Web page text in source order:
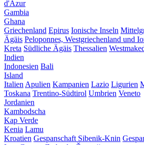
d'Azur
Gambia
Ghana
Griechenland Epirus Ionische Inseln
Ägäis Peloponnes, Westgriechenland und
Kreta Südliche Ägäis Thessalien
Indien
Indonesien Bali
Island
Italien Apulien Kampanien Lazio Ligurien
Toskana Trentino-Südtirol Umbrien Veneto
Jordanien
Kambodscha
Kap Verde
Kenia Lamu
Kroatien Gespanschaft Sibenik-Knin